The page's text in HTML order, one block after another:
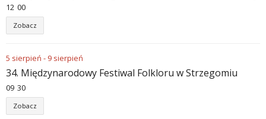
12 00
Zobacz
5 sierpień - 9 sierpień
34. Międzynarodowy Festiwal Folkloru w Strzegomiu
09 30
Zobacz